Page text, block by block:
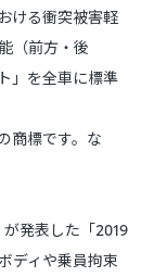
ける衝突被害軽
（前方・後
」を全車に標準
商標です。な
発表した「2019
ディや乗員拘束